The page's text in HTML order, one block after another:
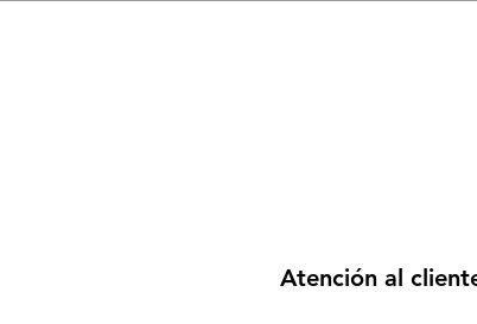
Atención al